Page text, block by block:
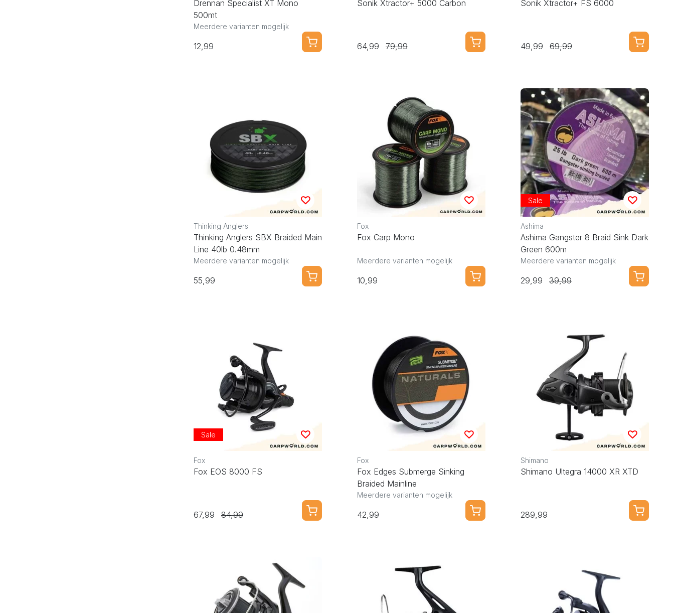
Drennan Specialist XT Mono
500mt
Meerdere varianten mogelijk
12,99
Sonik Xtractor+ 5000 Carbon
64,99 79,99
Sonik Xtractor+ FS 6000
49,99 69,99
Thinking Anglers
Thinking Anglers SBX Braided Main
Line 40lb 0.48mm
Meerdere varianten mogelijk
55,99
Fox
Fox Carp Mono
Meerdere varianten mogelijk
10,99
Sale
Ashima
Ashima Gangster 8 Braid Sink Dark
Green 600m
Meerdere varianten mogelijk
29,99 39,99
Sale
Fox
Fox EOS 8000 FS
67,99 84,99
Fox
Fox Edges Submerge Sinking
Braided Mainline
Meerdere varianten mogelijk
42,99
Shimano
Shimano Ultegra 14000 XR XTD
289,99